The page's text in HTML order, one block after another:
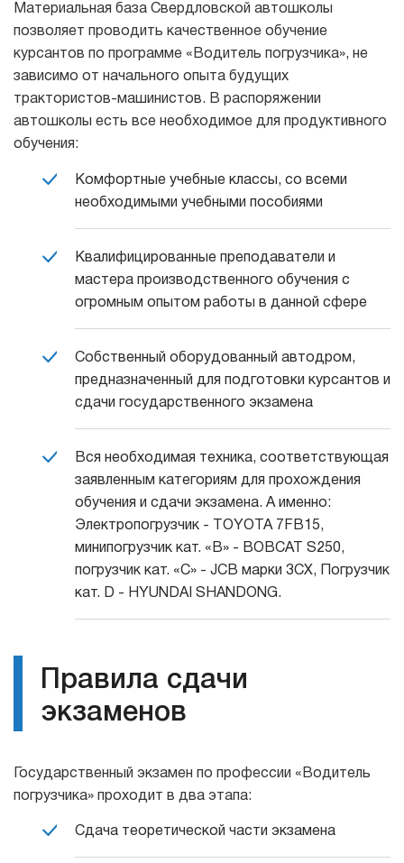
Материальная база Свердловской автошколы
позволяет проводить качественное обучение
курсантов по программе «Водитель погрузчика», не
зависимо от начального опыта будущих
трактористов-машинистов. В распоряжении
автошколы есть все необходимое для продуктивного
обучения:
Комфортные учебные классы, со всеми
необходимыми учебными пособиями
Квалифицированные преподаватели и
мастера производственного обучения с
огромным опытом работы в данной сфере
Собственный оборудованный автодром,
предназначенный для подготовки курсантов и
сдачи государственного экзамена
Вся необходимая техника, соответствующая
заявленным категориям для прохождения
обучения и сдачи экзамена. А именно:
Электропогрузчик - TOYOTA 7FВ15,
минипогрузчик кат. «В» - BOBCAT S250,
погрузчик кат. «С» - JCB марки 3CX, Погрузчик
кат. D - HYUNDAI SHANDONG.
Правила сдачи
экзаменов
Государственный экзамен по профессии «Водитель
погрузчика» проходит в два этапа:
Сдача теоретической части экзамена